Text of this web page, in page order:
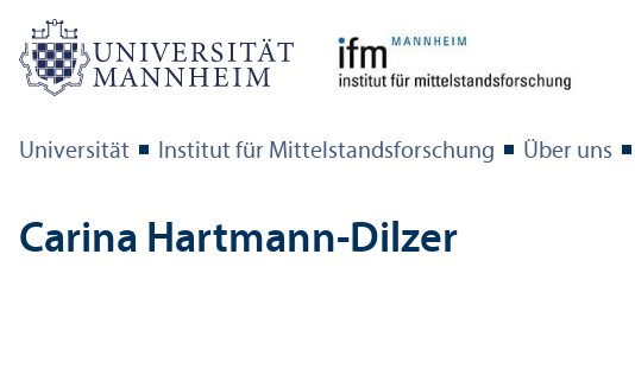
Universität Institut für Mittelstandsforschung Über uns
Carina Hartmann-Dilzer